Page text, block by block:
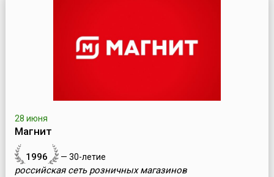
28 июня
Магнит
1996 — 30-летие
российская сеть розничных магазинов